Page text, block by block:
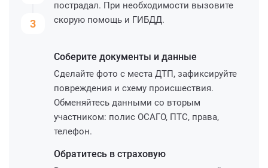
3
пострадал. При необходимости вызовите
скорую помощь и ГИБДД.
Соберите документы и данные
Сделайте фото с места ДТП, зафиксируйте
повреждения и схему происшествия.
Обменяйтесь данными со вторым
участником: полис ОСАГО, ПТС, права,
телефон.
Обратитесь в страховую